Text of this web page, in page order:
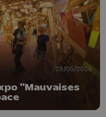
29/05/2026
"Mauvaises